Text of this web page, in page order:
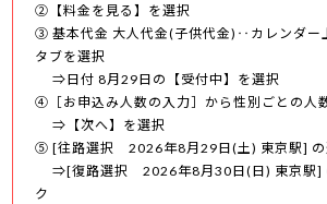
②【料金を見る】を選択
③ 基本代金 大人代金(子供代金)‥カレンダー
タブを選択
⇒日付 8月29日の【受付中】を選択
④［お申込み人数の入力］から性別ごとの人
⇒【次へ】を選択
⑤ [往路選択 2026年8月29日(土) 東京駅] の
⇒[復路選択 2026年8月30日(日) 東京駅]
ク